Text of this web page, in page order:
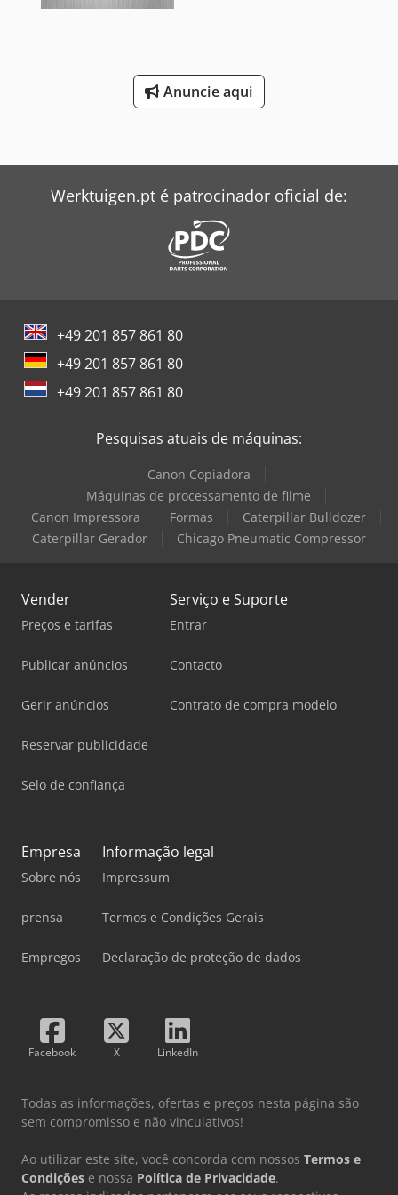
Anuncie aqui
Werktuigen.pt é patrocinador oficial de:
+49 201 857 861 80
+49 201 857 861 80
+49 201 857 861 80
Pesquisas atuais de máquinas:
Canon Copiadora
Máquinas de processamento de filme
Canon Impressora
Formas
Caterpillar Bulldozer
Caterpillar Gerador
Chicago Pneumatic Compressor
Vender
Preços e tarifas
Publicar anúncios
Gerir anúncios
Reservar publicidade
Selo de confiança
Serviço e Suporte
Entrar
Contacto
Contrato de compra modelo
Empresa
Sobre nós
prensa
Empregos
Informação legal
Impressum
Termos e Condições Gerais
Declaração de proteção de dados
Facebook X LinkedIn
Todas as informações, ofertas e preços nesta página são
sem compromisso e não vinculativos!
Ao utilizar este site, você concorda com nossos Termos e
Condições e nossa Política de Privacidade.